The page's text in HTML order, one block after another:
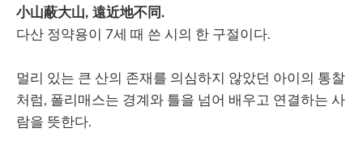
小山蔽大山, 遠近地不同.
다산 정약용이 7세 때 쓴 시의 한 구절이다.
멀리 있는 큰 산의 존재를 의심하지 않았던 아이의 통찰
처럼, 폴리매스는 경계와 틀을 넘어 배우고 연결하는 사
람을 뜻한다.